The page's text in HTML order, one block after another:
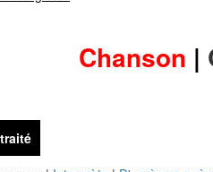
Chanson |